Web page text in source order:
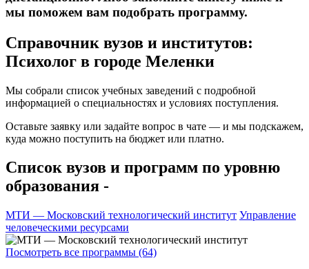
мы поможем вам подобрать программу.
Справочник вузов и институтов:
Психолог в городе Меленки
Мы собрали список учебных заведений с подробной
информацией о специальностях и условиях поступления.
Оставьте заявку или задайте вопрос в чате — и мы подскажем,
куда можно поступить на бюджет или платно.
Список вузов и программ по уровню
образования -
МТИ — Московский технологический институт Управление
человеческими ресурсами
Посмотреть все программы (64)